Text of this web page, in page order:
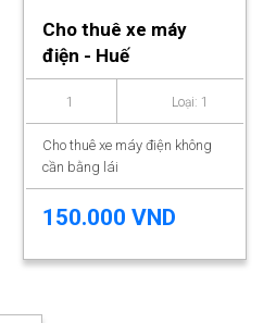
Cho thuê xe máy
điện - Huế
1 Loại: 1
Cho thuê xe máy điện không
cần bằng lái
150.000 VND